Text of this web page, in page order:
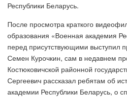
Республики Беларусь.
После просмотра краткого
образования «Военная академия
перед присутствующими выступил
Семен Курочкин, сам в недавнем
Костюковичской районной
Сергеевич рассказал ребятам об
академии Республики Беларусь, о